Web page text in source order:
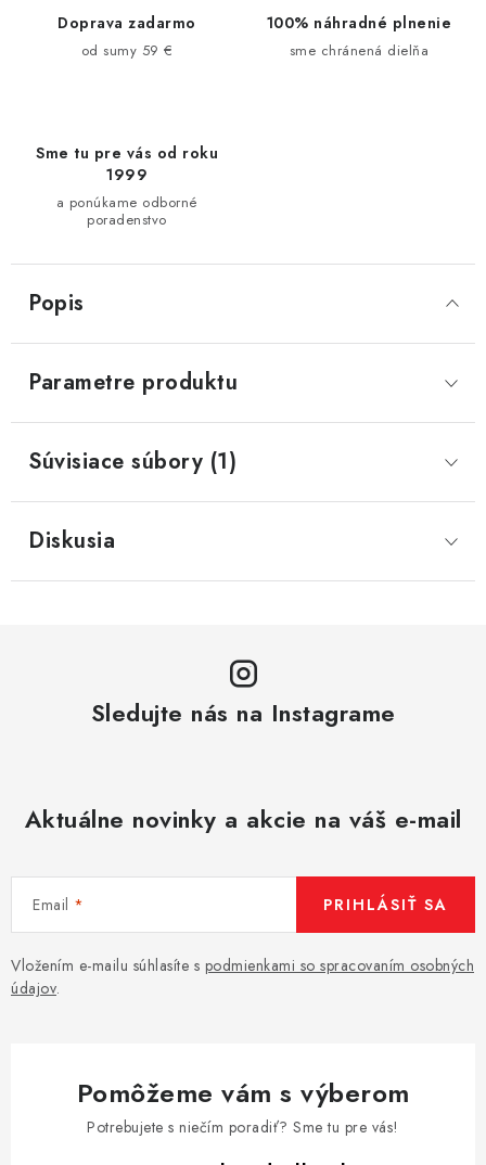
Doprava zadarmo
od sumy 59 €
100% náhradné plnenie
sme chránená dielňa
Sme tu pre vás od roku
1999
a ponúkame odborné
poradenstvo
Popis
Parametre produktu
Súvisiace súbory (1)
Diskusia
Sledujte nás na Instagrame
Aktuálne novinky a akcie na váš e-mail
Email
Vložením e-mailu súhlasíte s podmienkami so spracovaním osobných
údajov.
PRIHLÁSIŤ SA
Pomôžeme vám s výberom
Potrebujete s niečím poradiť? Sme tu pre vás!